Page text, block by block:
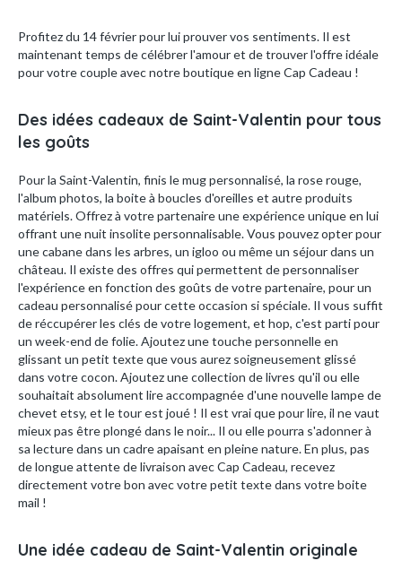
Profitez du 14 février pour lui prouver vos sentiments. Il est
maintenant temps de célébrer l'amour et de trouver l'offre idéale
pour votre couple avec notre boutique en ligne Cap Cadeau !
Des idées cadeaux de Saint-Valentin pour tous
les goûts
Pour la Saint-Valentin, finis le mug personnalisé, la rose rouge,
l'album photos, la boite à boucles d'oreilles et autre produits
matériels. Offrez à votre partenaire une expérience unique en lui
offrant une nuit insolite personnalisable. Vous pouvez opter pour
une cabane dans les arbres, un igloo ou même un séjour dans un
château. Il existe des offres qui permettent de personnaliser
l'expérience en fonction des goûts de votre partenaire, pour un
cadeau personnalisé pour cette occasion si spéciale. Il vous suffit
de réccupérer les clés de votre logement, et hop, c'est parti pour
un week-end de folie. Ajoutez une touche personnelle en
glissant un petit texte que vous aurez soigneusement glissé
dans votre cocon. Ajoutez une collection de livres qu'il ou elle
souhaitait absolument lire accompagnée d'une nouvelle lampe de
chevet etsy, et le tour est joué ! Il est vrai que pour lire, il ne vaut
mieux pas être plongé dans le noir... Il ou elle pourra s'adonner à
sa lecture dans un cadre apaisant en pleine nature. En plus, pas
de longue attente de livraison avec Cap Cadeau, recevez
directement votre bon avec votre petit texte dans votre boite
mail !
Une idée cadeau de Saint-Valentin originale